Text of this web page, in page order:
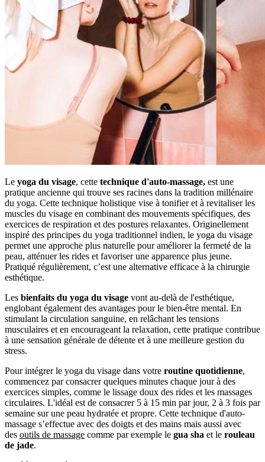
Le yoga du visage, cette technique d'auto-massage, est une
pratique ancienne qui trouve ses racines dans la tradition millénaire
du yoga. Cette technique holistique vise à tonifier et à revitaliser les
muscles du visage en combinant des mouvements spécifiques, des
exercices de respiration et des postures relaxantes. Originellement
inspiré des principes du yoga traditionnel indien, le yoga du visage
permet une approche plus naturelle pour améliorer la fermeté de la
peau, atténuer les rides et favoriser une apparence plus jeune.
Pratiqué régulièrement, c’est une alternative efficace à la chirurgie
esthétique.
Les bienfaits du yoga du visage vont au-delà de l'esthétique,
englobant également des avantages pour le bien-être mental. En
stimulant la circulation sanguine, en relâchant les tensions
musculaires et en encourageant la relaxation, cette pratique contribue
à une sensation générale de détente et à une meilleure gestion du
stress.
Pour intégrer le yoga du visage dans votre routine quotidienne,
commencez par consacrer quelques minutes chaque jour à des
exercices simples, comme le lissage doux des rides et les massages
circulaires. L'idéal est de consacrer 5 à 15 min par jour, 2 à 3 fois par
semaine sur une peau hydratée et propre. Cette technique d'auto-
massage s’effectue avec des doigts et des mains mais aussi avec
des outils de massage comme par exemple le gua sha et le rouleau
de jade.